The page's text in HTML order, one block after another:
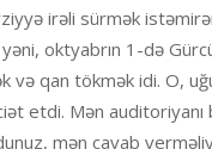
irəli sürmək
oktyabrın 1-də
və qan tökmək idi. O,
etdi. Mən
mən cavab